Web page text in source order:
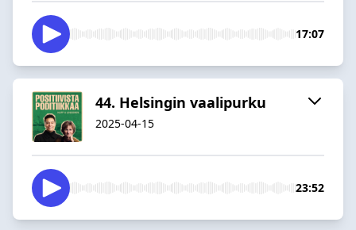
17:07
44. Helsingin vaalipurku
2025-04-15
23:52